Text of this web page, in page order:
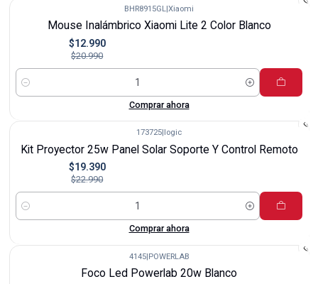
BHR8915GL|Xiaomi
Mouse Inalámbrico Xiaomi Lite 2 Color Blanco
$12.990
$20.990
Cantidad
Comprar ahora
173725 logic
Kit Proyector 25w Panel Solar Soporte Y Control Remoto
$19.390
$22.990
Cantidad
Comprar ahora
4145|POWERLAB
Foco Led Powerlab 20w Blanco